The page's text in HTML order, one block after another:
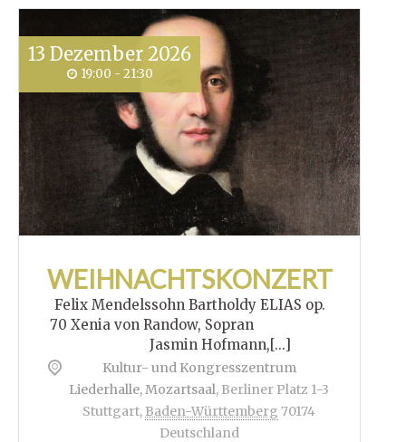
13 Dezember 2026
19:00 - 21:30
WEIHNACHTSKONZERT
Felix Mendelssohn Bartholdy ELIAS op.
70 Xenia von Randow, Sopran
Jasmin Hofmann,[...]
Kultur- und Kongresszentrum
Liederhalle, Mozartsaal, Berliner Platz 1-3
Stuttgart, Baden-Württemberg 70174
Deutschland